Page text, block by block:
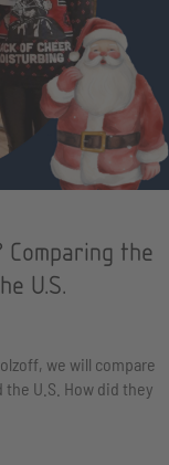
the
U.S.
we will compare
U.S. How did they